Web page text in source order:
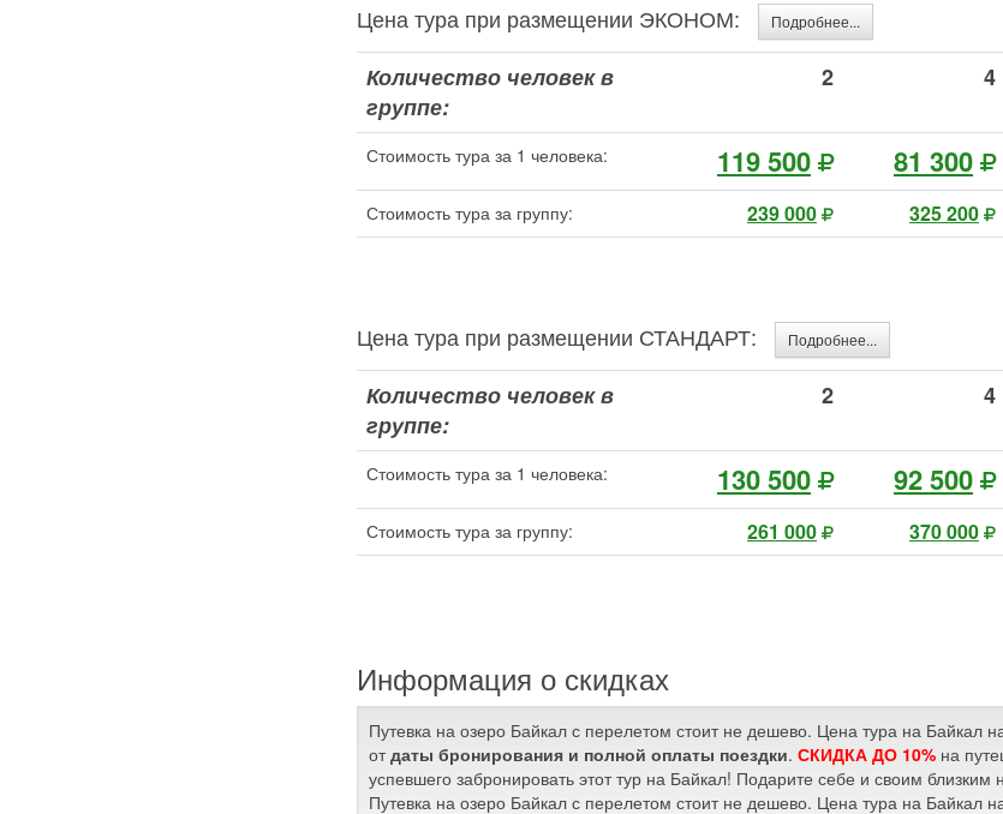
Цена тура при размещении ЭКОНОМ: Подробнее...
Количество человек в
группе:
2 4
Стоимость тура за 1 человека: 119 500 81 300
Стоимость тура за группу: 239 000 325 200
Цена тура при размещении СТАНДАРТ: Подробнее...
Количество человек в
группе:
2 4
Стоимость тура за 1 человека: 130 500 92 500
Стоимость тура за группу: 261 000 370 000
Информация о скидках
Путевка на озеро Байкал с перелетом стоит не дешево. Цена тура на Байкал
отдаты бронирования и полной оплаты поездки. СКИДКА ДО 10% на
успевшего забронировать этот тур на Байкал! Подарите себе и своим
Путевка на озеро Байкал с перелетом стоит не дешево. Цена тура на Байкал